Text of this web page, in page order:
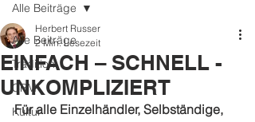
Alle Beiträge
Tradition
CRM
Kultur
Alle Beiträge
EINFACH – SCHNELL -
UNKOMPLIZIERT
Herbert Russer
2 Min. Lesezeit
Für alle Einzelhändler, Selbständige,